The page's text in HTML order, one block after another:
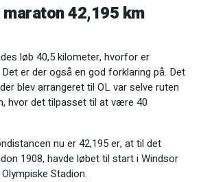
42,195 km
løb 40,5 kilometer, hvorfor er
er der også en god forklaring på. Det
blev arrangeret til OL var selve ruten
hvor det tilpasset til at være 40
nu er 42,195 er, at til det
1908, havde løbet til start i Windsor
Stadion.